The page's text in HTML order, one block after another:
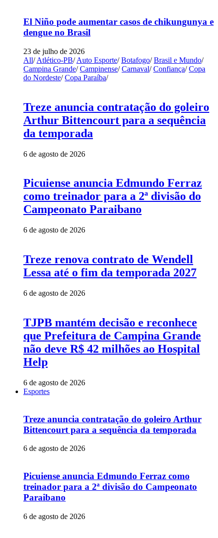
El Niño pode aumentar casos de chikungunya e
dengue no Brasil
23 de julho de 2026
All/ Atlético-PB/ Auto Esporte/ Botafogo/ Brasil e Mundo/
Campina Grande/ Campinense/ Carnaval/ Confiança/ Copa
do Nordeste/ Copa Paraíba/
Treze anuncia contratação do goleiro
Arthur Bittencourt para a sequência
da temporada
6 de agosto de 2026
Picuiense anuncia Edmundo Ferraz
como treinador para a 2ª divisão do
Campeonato Paraibano
6 de agosto de 2026
Treze renova contrato de Wendell
Lessa até o fim da temporada 2027
6 de agosto de 2026
TJPB mantém decisão e reconhece
que Prefeitura de Campina Grande
não deve R$ 42 milhões ao Hospital
Help
6 de agosto de 2026
Esportes
Treze anuncia contratação do goleiro Arthur
Bittencourt para a sequência da temporada
6 de agosto de 2026
Picuiense anuncia Edmundo Ferraz como
treinador para a 2ª divisão do Campeonato
Paraibano
6 de agosto de 2026